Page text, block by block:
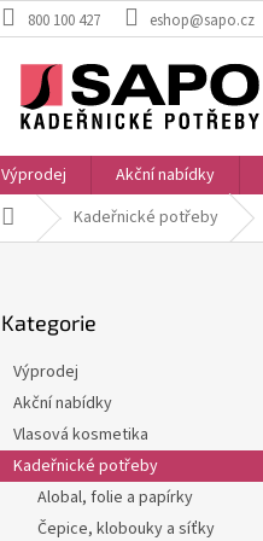
800 100 427 eshop@sapo.cz
Výprodej Akční nabídky
Domů Kadeřnické potřeby
kategorie
Kategorie
Výprodej
Akční nabídky
Vlasová kosmetika
Kadeřnické potřeby
Alobal, folie a papírky
Čepice, klobouky a síťky